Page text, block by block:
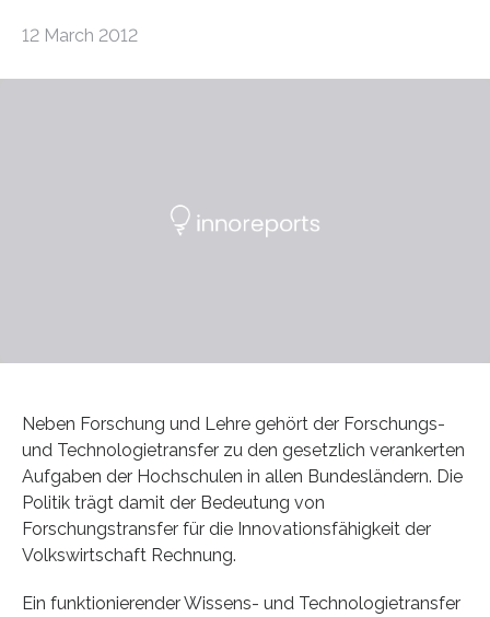
12 March 2012
Neben Forschung und Lehre gehört der Forschungs-
und Technologietransfer zu den gesetzlich verankerten
Aufgaben der Hochschulen in allen Bundesländern. Die
Politik trägt damit der Bedeutung von
Forschungstransfer für die Innovationsfähigkeit der
Volkswirtschaft Rechnung.
Ein funktionierender Wissens- und Technologietransfer